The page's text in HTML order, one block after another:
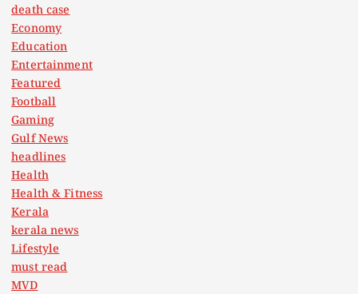
death case
Economy
Education
Entertainment
Featured
Football
Gaming
Gulf News
headlines
Health
Health & Fitness
Kerala
kerala news
Lifestyle
must read
MVD